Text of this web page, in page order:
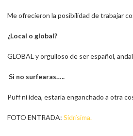
Me ofrecieron la posibilidad de trabajar
¿Local o global?
GLOBAL y orgulloso de ser español,
Si no surfearas…..
Puff ni idea, estaría enganchado a otra
FOTO ENTRADA: Sidrísima.